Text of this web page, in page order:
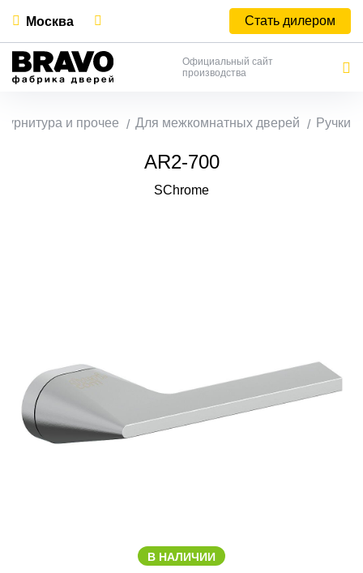
Москва Стать дилером
Официальный сайт
производства
и прочее Для межкомнатных дверей Ручки
AR2-700
SChrome
В НАЛИЧИИ